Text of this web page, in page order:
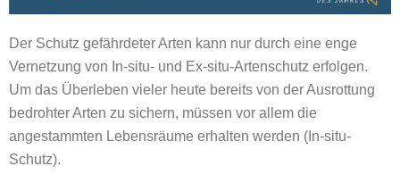
Der Schutz gefährdeter Arten kann nur durch eine enge
Vernetzung von In-situ- und Ex-situ-Artenschutz erfolgen.
Um das Überleben vieler heute bereits von der Ausrottung
bedrohter Arten zu sichern, müssen vor allem die
angestammten Lebensräume erhalten werden (In-situ-
Schutz).